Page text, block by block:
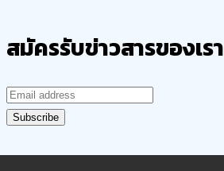
สมัครรับข่าวสารของเรา